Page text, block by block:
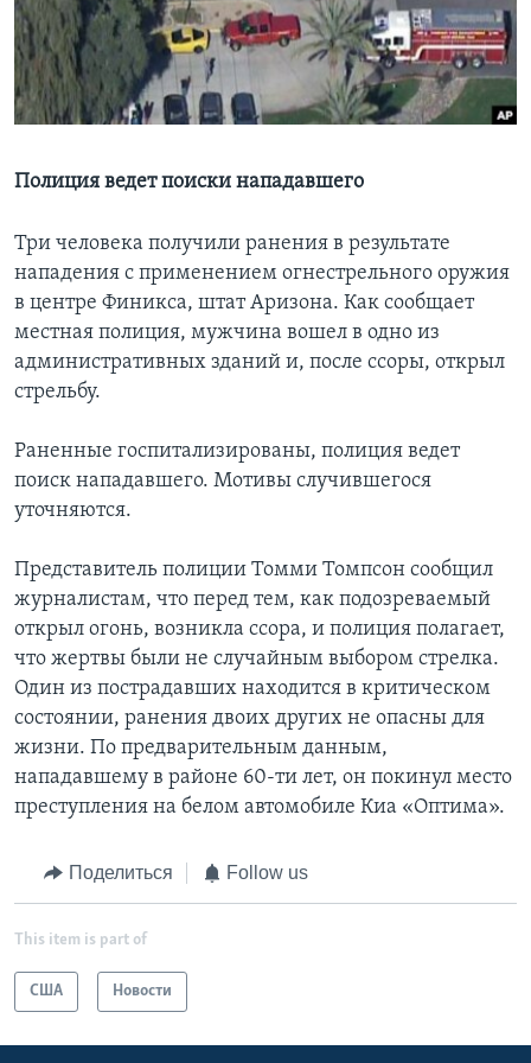
Learning English
СОЦИАЛЬНЫЕ СЕТИ
Полиция ведет поиски нападавшего
Три человека получили ранения в результате
нападения с применением огнестрельного оружия
в центре Финикса, штат Аризона. Как сообщает
местная полиция, мужчина вошел в одно из
административных зданий и, после ссоры, открыл
стрельбу.
Раненные госпитализированы, полиция ведет
поиск нападавшего. Мотивы случившегося
уточняются.
Представитель полиции Томми Томпсон сообщил
журналистам, что перед тем, как подозреваемый
открыл огонь, возникла ссора, и полиция полагает,
что жертвы были не случайным выбором стрелка.
Один из пострадавших находится в критическом
состоянии, ранения двоих других не опасны для
жизни. По предварительным данным,
нападавшему в районе 60-ти лет, он покинул место
преступления на белом автомобиле Киа «Оптима».
Поделиться Follow us
This item is part of
США Новости